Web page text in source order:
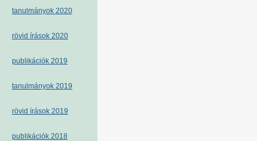
tanulmányok 2020
rövid írások 2020
publikációk 2019
tanulmányok 2019
rövid írások 2019
publikációk 2018